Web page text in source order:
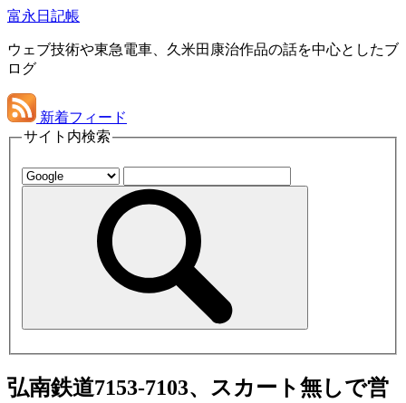
富永日記帳
ウェブ技術や東急電車、久米田康治作品の話を中心としたブ
ログ
新着フィード
サイト内検索
弘南鉄道7153-7103、スカート無しで営